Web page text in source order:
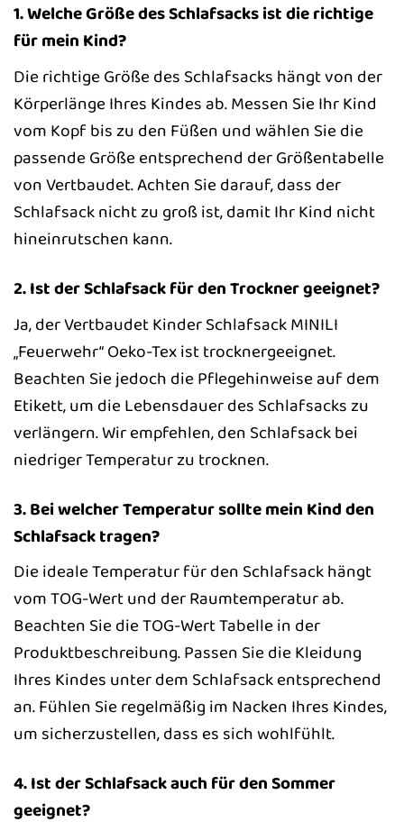
1. Welche Größe des Schlafsacks ist die richtige
für mein Kind?
Die richtige Größe des Schlafsacks hängt von der
Körperlänge Ihres Kindes ab. Messen Sie Ihr Kind
vom Kopf bis zu den Füßen und wählen Sie die
passende Größe entsprechend der Größentabelle
von Vertbaudet. Achten Sie darauf, dass der
Schlafsack nicht zu groß ist, damit Ihr Kind nicht
hineinrutschen kann.
2. Ist der Schlafsack für den Trockner geeignet?
Ja, der Vertbaudet Kinder Schlafsack MINILI
„Feuerwehr“ Oeko-Tex ist trocknergeeignet.
Beachten Sie jedoch die Pflegehinweise auf dem
Etikett, um die Lebensdauer des Schlafsacks zu
verlängern. Wir empfehlen, den Schlafsack bei
niedriger Temperatur zu trocknen.
3. Bei welcher Temperatur sollte mein Kind den
Schlafsack tragen?
Die ideale Temperatur für den Schlafsack hängt
vom TOG-Wert und der Raumtemperatur ab.
Beachten Sie die TOG-Wert Tabelle in der
Produktbeschreibung. Passen Sie die Kleidung
Ihres Kindes unter dem Schlafsack entsprechend
an. Fühlen Sie regelmäßig im Nacken Ihres Kindes,
um sicherzustellen, dass es sich wohlfühlt.
4. Ist der Schlafsack auch für den Sommer
geeignet?